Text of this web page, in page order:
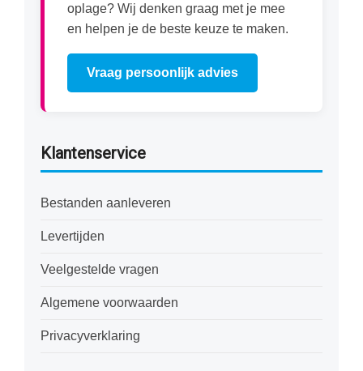
oplage? Wij denken graag met je mee
en helpen je de beste keuze te maken.
Vraag persoonlijk advies
Klantenservice
Bestanden aanleveren
Levertijden
Veelgestelde vragen
Algemene voorwaarden
Privacyverklaring